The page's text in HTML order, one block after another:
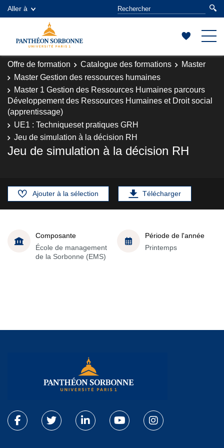
Aller à
Offre de formation Catalogue des formations
Master
Master Gestion des ressources humaines
Master 1 Gestion des Ressources Humaines parcours
Développement des Ressources Humaines et Droit social
(apprentissage)
UE1 : Techniqueset pratiques GRH
Jeu de simulation à la décision RH
Jeu de simulation à la décision RH
Ajouter à la sélection Télécharger
Composante
École de management
de la Sorbonne (EMS)
Période de l'année
Printemps